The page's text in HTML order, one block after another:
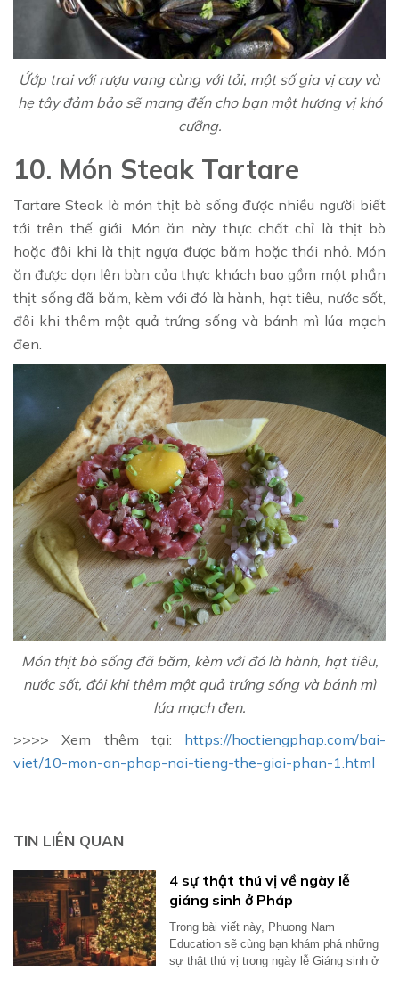
Ứớp trai với rượu vang cùng với tỏi, một số gia vị cay và
hẹ tây đảm bảo sẽ mang đến cho bạn một hương vị khó
cưỡng.
10. Món Steak Tartare
Tartare Steak là món thịt bò sống được nhiều người biết
tới trên thế giới. Món ăn này thực chất chỉ là thịt bò
hoặc đôi khi là thịt ngựa được băm hoặc thái nhỏ. Món
ăn được dọn lên bàn của thực khách bao gồm một phần
thịt sống đã băm, kèm với đó là hành, hạt tiêu, nước sốt,
đôi khi thêm một quả trứng sống và bánh mì lúa mạch
đen.
Món thịt bò sống đã băm, kèm với đó là hành, hạt tiêu,
nước sốt, đôi khi thêm một quả trứng sống và bánh mì
lúa mạch đen.
>>>> Xem thêm tại: https://hoctiengphap.com/bai-
viet/10-mon-an-phap-noi-tieng-the-gioi-phan-1.html
TIN LIÊN QUAN
4 sự thật thú vị về ngày lễ
giáng sinh ở Pháp
Trong bài viết này, Phuong Nam
Education sẽ cùng bạn khám phá những
sự thật thú vị trong ngày lễ Giáng sinh ở